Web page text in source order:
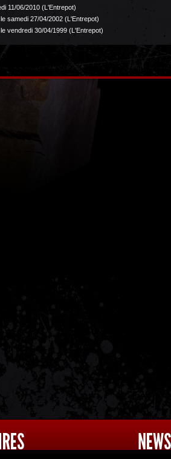
11/06/2010 (L'Entrepot)
le samedi 27/04/2002 (L'Entrepot)
le vendredi 30/04/1999 (L'Entrepot)